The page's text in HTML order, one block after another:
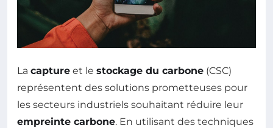
La capture et le stockage du carbone (CSC)
représentent des solutions prometteuses pour
les secteurs industriels souhaitant réduire leur
empreinte carbone. En utilisant des techniques